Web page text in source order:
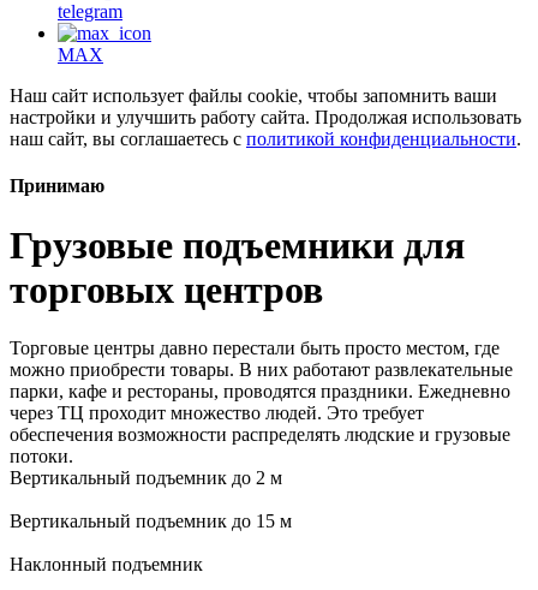
telegram
MAX
Наш сайт использует файлы cookie, чтобы запомнить ваши
настройки и улучшить работу сайта. Продолжая использовать
наш сайт, вы соглашаетесь с политикой конфиденциальности.
Принимаю
Грузовые подъемники для
торговых центров
Торговые центры давно перестали быть просто местом, где
можно приобрести товары. В них работают развлекательные
парки, кафе и рестораны, проводятся праздники. Ежедневно
через ТЦ проходит множество людей. Это требует
обеспечения возможности распределять людские и грузовые
потоки.
Вертикальный подъемник до 2 м
Вертикальный подъемник до 15 м
Наклонный подъемник